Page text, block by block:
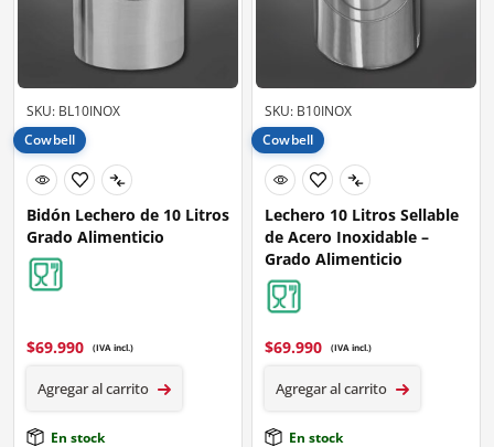
SKU: BL10INOX
Cowbell
Bidón Lechero de 10 Litros
Grado Alimenticio
$69.990 (IVA incl.)
Agregar al carrito
En stock
SKU: B10INOX
Cowbell
Lechero 10 Litros Sellable
de Acero Inoxidable –
Grado Alimenticio
$69.990 (IVA incl.)
Agregar al carrito
En stock